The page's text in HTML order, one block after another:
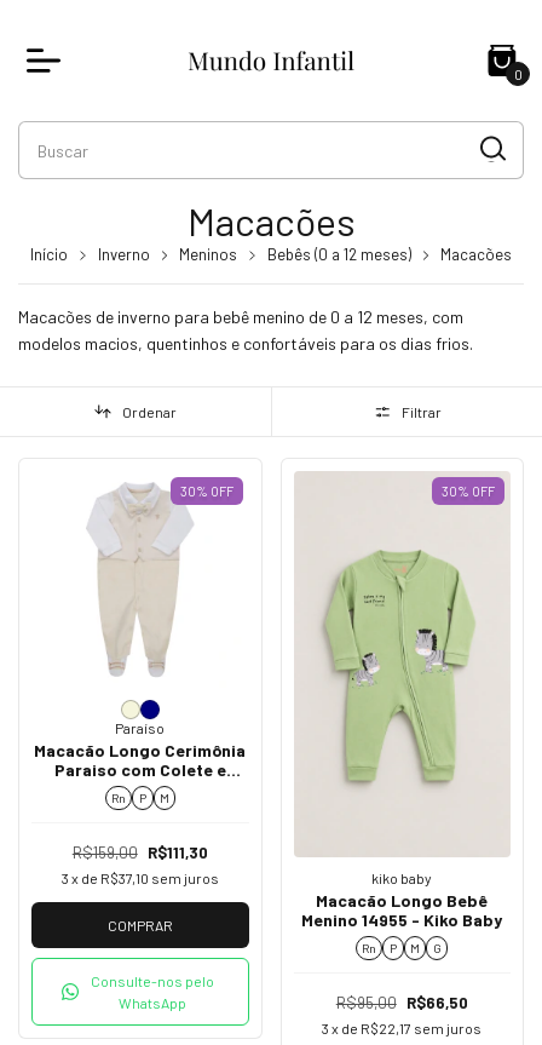
0
Macacões
Início Inverno Meninos Bebês (0 a 12 meses) Macacões
Macacões de inverno para bebê menino de 0 a 12 meses, com
modelos macios, quentinhos e confortáveis para os dias frios.
Ordenar Filtrar
30% OFF
Paraíso
Macacão Longo Cerimônia
Paraiso com Colete e
Gravata Removível 19095
Rn P M
R$159,00 R$111,30
3 x de R$37,10 sem juros
COMPRAR
Consulte-nos pelo
WhatsApp
30% OFF
kiko baby
Macacão Longo Bebê
Menino 14955 - Kiko Baby
Rn P M G
R$95,00 R$66,50
3 x de R$22,17 sem juros